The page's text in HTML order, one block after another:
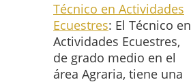
Técnico en Actividades
Ecuestres: El Técnico en
Actividades Ecuestres,
de grado medio en el
área Agraria, tiene una